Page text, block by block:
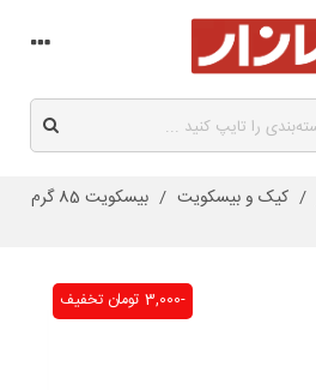
/ کیک و بیسکویت /
بیسکویت 85 گرم
تخفیف -3,000 تومان